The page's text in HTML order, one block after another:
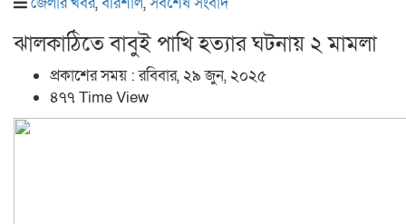
ঝালকাঠিতে বাবুই পাখি হত্যার ঘটনায় ২ মামলা
প্রকাশের সময় : রবিবার, ২৯ জুন, ২০২৫
৪৭৭ Time View